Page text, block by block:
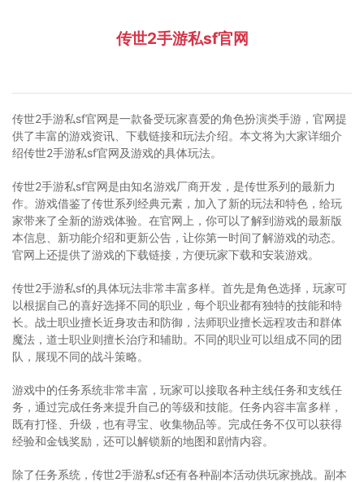
传世2手游私sf官网
传世2手游私sf官网是一款备受玩家喜爱的角色扮演类手游，官网提
供了丰富的游戏资讯、下载链接和玩法介绍。本文将为大家详细介
绍传世2手游私sf官网及游戏的具体玩法。
传世2手游私sf官网是由知名游戏厂商开发，是传世系列的最新力
作。游戏借鉴了传世系列经典元素，加入了新的玩法和特色，给玩
家带来了全新的游戏体验。在官网上，你可以了解到游戏的最新版
本信息、新功能介绍和更新公告，让你第一时间了解游戏的动态。
官网上还提供了游戏的下载链接，方便玩家下载和安装游戏。
传世2手游私sf的具体玩法非常丰富多样。首先是角色选择，玩家可
以根据自己的喜好选择不同的职业，每个职业都有独特的技能和特
长。战士职业擅长近身攻击和防御，法师职业擅长远程攻击和群体
魔法，道士职业则擅长治疗和辅助。不同的职业可以组成不同的团
队，展现不同的战斗策略。
游戏中的任务系统非常丰富，玩家可以接取各种主线任务和支线任
务，通过完成任务来提升自己的等级和技能。任务内容丰富多样，
既有打怪、升级，也有寻宝、收集物品等。完成任务不仅可以获得
经验和金钱奖励，还可以解锁新的地图和剧情内容。
除了任务系统，传世2手游私sf还有各种副本活动供玩家挑战。副本